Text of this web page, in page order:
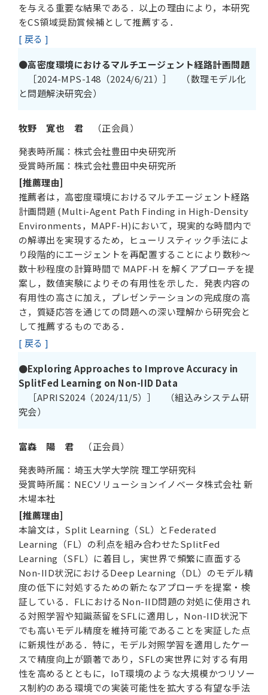
を与える重要な結果である．以上の理由により，本研究
をCS領域奨励賞候補として推薦する．
[ 戻る ]
●高密度環境におけるマルチエージェント経路計画問題
［2024-MPS-148（2024/6/21）］ （数理モデル化
と問題解決研究会）
牧野 寛也 君 （正会員）
発表時所属：株式会社豊田中央研究所
受賞時所属：株式会社豊田中央研究所
[推薦理由]
推薦者は，高密度環境におけるマルチエージェント経路
計画問題 (Multi-Agent Path Finding in High-Density
Environments，MAPF-H)において，現実的な時間内で
の解導出を実現するため，ヒューリスティック手法によ
り段階的にエージェントを再配置することにより数秒～
数十秒程度の計算時間で MAPF-H を解くアプローチを提
案し，数値実験によりその有用性を示した．発表内容の
有用性の高さに加え，プレゼンテーションの完成度の高
さ，質疑応答を通じての問題への深い理解から研究会と
して推薦するものである．
[ 戻る ]
●Exploring Approaches to Improve Accuracy in
SplitFed Learning on Non-IID Data
［APRIS2024（2024/11/5）］ （組込みシステム研
究会）
富森 陽 君 （正会員）
発表時所属：埼玉大学大学院 理工学研究科
受賞時所属：NECソリューションイノベータ株式会社 新
木場本社
[推薦理由]
本論文は，Split Learning（SL）とFederated
Learning（FL）の利点を組み合わせたSplitFed
Learning（SFL）に着目し，実世界で頻繁に直面する
Non-IID状況におけるDeep Learning（DL）のモデル精
度の低下に対処するための新たなアプローチを提案・検
証している．FLにおけるNon-IID問題の対処に使用され
る対照学習や知識蒸留をSFLに適用し，Non-IID状況下
でも高いモデル精度を維持可能であることを実証した点
に新規性がある．特に，モデル対照学習を適用したケー
スで精度向上が顕著であり，SFLの実世界に対する有用
性を高めるとともに，IoT環境のような大規模かつリソー
ス制約のある環境での実装可能性を拡大する有望な手法